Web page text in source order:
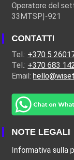
Operatore del
33MTSPĮ-921
CONTATTI
Tel.: +370 5
Tel.: +370 683
Email:
NOTE LEGALI
Informativa sulla